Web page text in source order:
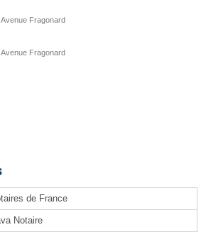
Fragonard
Fragonard
de France
Notaire